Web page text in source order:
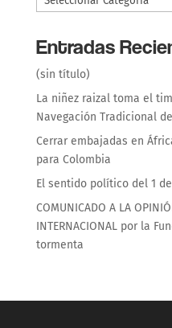
Entradas
(sin título)
La niñez raizal toma el
Navegación Tradicional
Cerrar embajadas en
para Colombia
El sentido político del 1
COMUNICADO A LA
INTERNACIONAL por la
tormenta